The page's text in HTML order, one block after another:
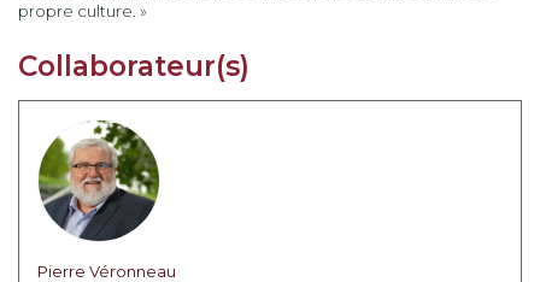
propre culture. »
Collaborateur(s)
Pierre Véronneau